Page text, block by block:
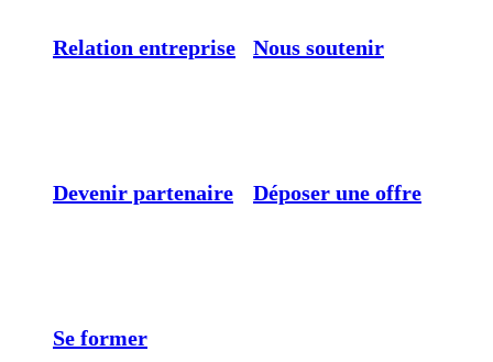
Relation entreprise Nous soutenir
Devenir partenaire Déposer une offre
Se former